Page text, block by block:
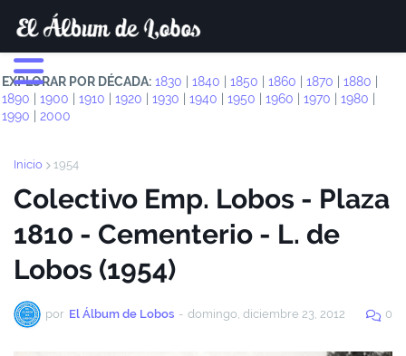
EXPLORAR POR DÉCADA: 1830 1840 1850 1860 1870 1880
1890
1900 1910 1920 1930 1940 1950 1960 1970 1980
1990
2000
Inicio 1954
Colectivo Emp. Lobos - Plaza
1810 - Cementerio - L. de
Lobos (1954)
por El Álbum de Lobos - domingo, diciembre 23, 2012 0